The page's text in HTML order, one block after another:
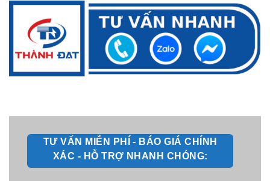
TƯ VẤN MIỄN PHÍ - BÁO GIÁ CHÍNH
XÁC - HỖ TRỢ NHANH CHÓNG: